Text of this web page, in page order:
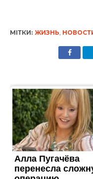
МІТКИ: ЖИЗНЬ